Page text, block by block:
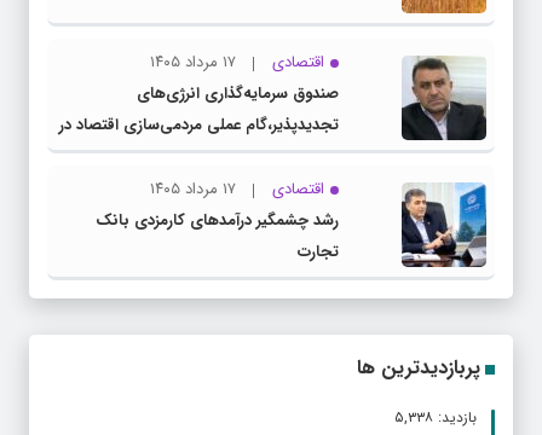
اقتصادی
۱۷ مرداد ۱۴۰۵
صندوق سرمایه‌گذاری انرژی‌های
تجدیدپذیر،گام عملی مردمی‌سازی اقتصاد در
برنامه هفتم است
اقتصادی
۱۷ مرداد ۱۴۰۵
رشد چشمگیر درآمدهای کارمزدی بانک
تجارت
پربازدیدترین ها
بازدید: ۵,۳۳۸